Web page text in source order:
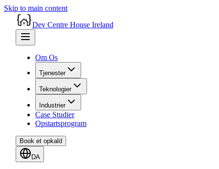
Skip to main content
Dev Centre House Ireland
Om Os
Tjenester
Teknologier
Industrier
Case Studier
Opstartsprogram
Book et opkald
DA